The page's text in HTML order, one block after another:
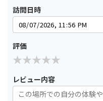
訪問日時
評価
レビュー内容